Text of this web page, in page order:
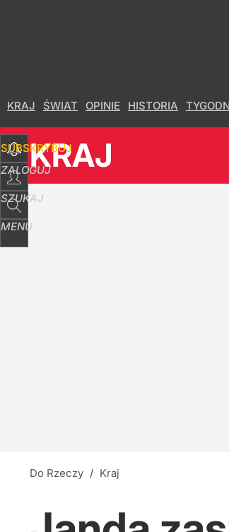
KRAJ ŚWIAT OPINIE HISTORIA
SUBSKRYBUJ
ZALOGUJ
SZUKAJ
MENU
KRAJ
Do Rzeczy / Kraj